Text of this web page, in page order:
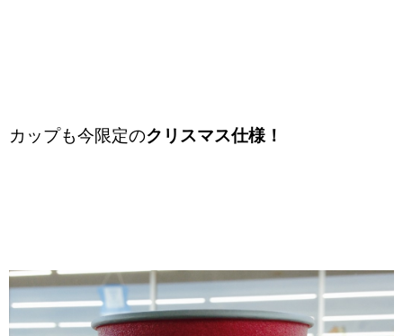
カップも今限定のクリスマス仕様！